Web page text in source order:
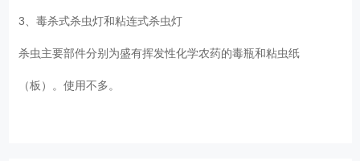
3、毒杀式杀虫灯和粘连式杀虫灯
杀虫主要部件分别为盛有挥发性化学农药的毒瓶和粘虫纸
（板）。使用不多。